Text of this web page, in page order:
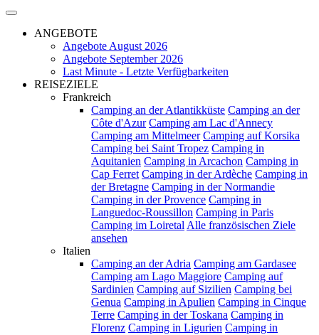
ANGEBOTE
Angebote August 2026
Angebote September 2026
Last Minute - Letzte Verfügbarkeiten
REISEZIELE
Frankreich
Camping an der Atlantikküste Camping an der
Côte d'Azur Camping am Lac d'Annecy
Camping am Mittelmeer Camping auf Korsika
Camping bei Saint Tropez Camping in
Aquitanien Camping in Arcachon Camping in
Cap Ferret Camping in der Ardèche Camping in
der Bretagne Camping in der Normandie
Camping in der Provence Camping in
Languedoc-Roussillon Camping in Paris
Camping im Loiretal Alle französischen Ziele
ansehen
Italien
Camping an der Adria Camping am Gardasee
Camping am Lago Maggiore Camping auf
Sardinien Camping auf Sizilien Camping bei
Genua Camping in Apulien Camping in Cinque
Terre Camping in der Toskana Camping in
Florenz Camping in Ligurien Camping in